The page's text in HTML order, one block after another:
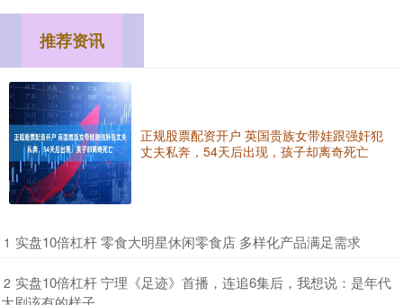
推荐资讯
正规股票配资开户 英国贵族女带娃跟强奸犯
丈夫私奔，54天后出现，孩子却离奇死亡
1 ​实盘10倍杠杆 零食大明星休闲零食店 多样化产品满足需求
2 ​实盘10倍杠杆 宁理《足迹》首播，连追6集后，我想说：是年代